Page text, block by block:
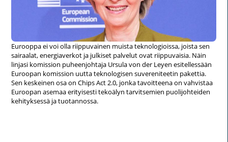
Eurooppa ei voi olla riippuvainen muista teknologioissa, joista sen
sairaalat, energiaverkot ja julkiset palvelut ovat riippuvaisia. Näin
linjasi komission puheenjohtaja Ursula von der Leyen esitellessään
Euroopan komission uutta teknologisen suvereniteetin pakettia.
Sen keskeinen osa on Chips Act 2.0, jonka tavoitteena on vahvistaa
Euroopan asemaa erityisesti tekoälyn tarvitsemien puolijohteiden
kehityksessä ja tuotannossa.